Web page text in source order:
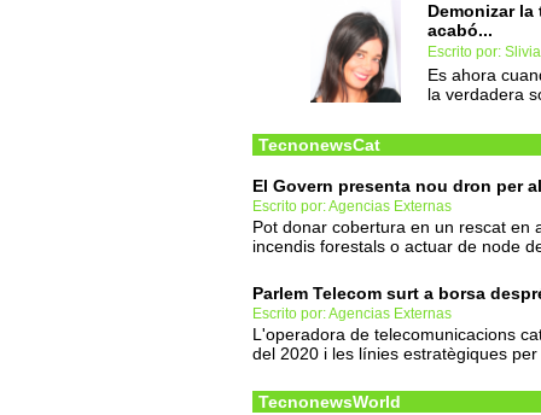
Demonizar
acabó...
Escrito por:
Es ahora
la verdadera
TecnonewsCat
El Govern presenta nou dron per
Escrito por: Agencias Externas
Pot donar cobertura en un rescat en
incendis forestals o actuar de node
Parlem Telecom surt a borsa
Escrito por: Agencias Externas
L'operadora de telecomunicacions
del 2020 i les línies estratègiques
TecnonewsWorld